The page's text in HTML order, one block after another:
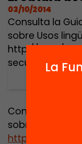
03/10/2014
Consulta la
sobre Usos
http://bit.ly/
secundària)
Consulta la
sobre Usos
http://bit.ly/
La